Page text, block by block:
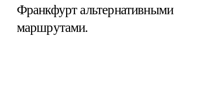
Франкфурт альтернативными
маршрутами.